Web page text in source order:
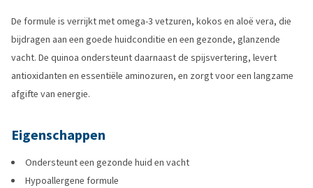
De formule is verrijkt met omega-3 vetzuren, kokos en aloë vera, die
bijdragen aan een goede huidconditie en een gezonde, glanzende
vacht. De quinoa ondersteunt daarnaast de spijsvertering, levert
antioxidanten en essentiële aminozuren, en zorgt voor een langzame
afgifte van energie.
Eigenschappen
Ondersteunt een gezonde huid en vacht
Hypoallergene formule